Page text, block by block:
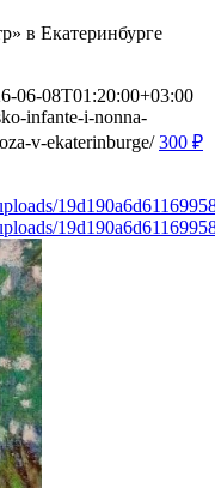
в Екатеринбурге
06-08T01:20:00+03:00
infante-i-nonna-
v-ekaterinburge/ 300 ₽